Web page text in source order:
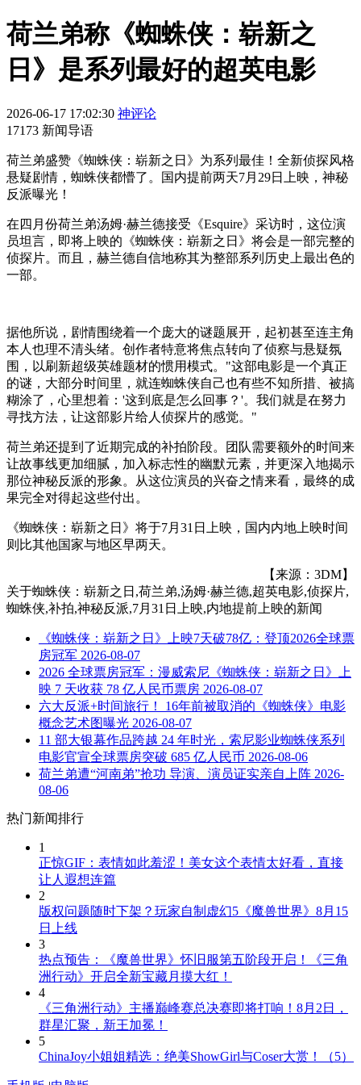
荷兰弟称《蜘蛛侠：崭新之
日》是系列最好的超英电影
2026-06-17 17:02:30 神评论
17173 新闻导语
荷兰弟盛赞《蜘蛛侠：崭新之日》为系列最佳！全新侦探风格
悬疑剧情，蜘蛛侠都懵了。国内提前两天7月29日上映，神秘
反派曝光！
在四月份荷兰弟汤姆·赫兰德接受《Esquire》采访时，这位演
员坦言，即将上映的《蜘蛛侠：崭新之日》将会是一部完整的
侦探片。而且，赫兰德自信地称其为整部系列历史上最出色的
一部。
据他所说，剧情围绕着一个庞大的谜题展开，起初甚至连主角
本人也理不清头绪。创作者特意将焦点转向了侦察与悬疑氛
围，以刷新超级英雄题材的惯用模式。"这部电影是一个真正
的谜，大部分时间里，就连蜘蛛侠自己也有些不知所措、被搞
糊涂了，心里想着：'这到底是怎么回事？'。我们就是在努力
寻找方法，让这部影片给人侦探片的感觉。"
荷兰弟还提到了近期完成的补拍阶段。团队需要额外的时间来
让故事线更加细腻，加入标志性的幽默元素，并更深入地揭示
那位神秘反派的形象。从这位演员的兴奋之情来看，最终的成
果完全对得起这些付出。
《蜘蛛侠：崭新之日》将于7月31日上映，国内内地上映时间
则比其他国家与地区早两天。
【来源：3DM】
关于蜘蛛侠：崭新之日,荷兰弟,汤姆·赫兰德,超英电影,侦探片,
蜘蛛侠,补拍,神秘反派,7月31日上映,内地提前上映的新闻
《蜘蛛侠：崭新之日》上映7天破78亿：登顶2026全球票
房冠军 2026-08-07
2026 全球票房冠军：漫威索尼《蜘蛛侠：崭新之日》上
映 7 天收获 78 亿人民币票房 2026-08-07
六大反派+时间旅行！ 16年前被取消的《蜘蛛侠》电影
概念艺术图曝光 2026-08-07
11 部大银幕作品跨越 24 年时光，索尼影业蜘蛛侠系列
电影官宣全球票房突破 685 亿人民币 2026-08-06
荷兰弟遭“河南弟”抢功 导演、演员证实亲自上阵 2026-
08-06
热门新闻排行
1
正惊GIF：表情如此羞涩！美女这个表情太好看，直接
让人遐想连篇
2
版权问题随时下架？玩家自制虚幻5《魔兽世界》8月15
日上线
3
热点预告：《魔兽世界》怀旧服第五阶段开启！《三角
洲行动》开启全新宝藏月摸大红！
4
《三角洲行动》主播巅峰赛总决赛即将打响！8月2日，
群星汇聚，新王加冕！
5
ChinaJoy小姐姐精选：绝美ShowGirl与Coser大赏！（5）